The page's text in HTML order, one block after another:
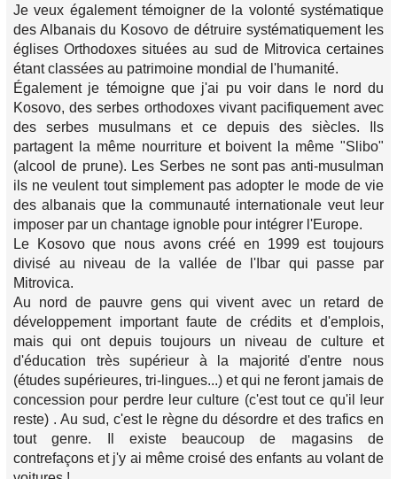
Je veux également témoigner de la volonté systématique
des Albanais du Kosovo de détruire systématiquement les
églises Orthodoxes situées au sud de Mitrovica certaines
étant classées au patrimoine mondial de l'humanité.
Également je témoigne que j'ai pu voir dans le nord du
Kosovo, des serbes orthodoxes vivant pacifiquement avec
des serbes musulmans et ce depuis des siècles. Ils
partagent la même nourriture et boivent la même "Slibo"
(alcool de prune). Les Serbes ne sont pas anti-musulman
ils ne veulent tout simplement pas adopter le mode de vie
des albanais que la communauté internationale veut leur
imposer par un chantage ignoble pour intégrer l'Europe.
Le Kosovo que nous avons créé en 1999 est toujours
divisé au niveau de la vallée de l'Ibar qui passe par
Mitrovica.
Au nord de pauvre gens qui vivent avec un retard de
développement important faute de crédits et d'emplois,
mais qui ont depuis toujours un niveau de culture et
d'éducation très supérieur à la majorité d'entre nous
(études supérieures, tri-lingues...) et qui ne feront jamais de
concession pour perdre leur culture (c'est tout ce qu'il leur
reste) . Au sud, c'est le règne du désordre et des trafics en
tout genre. Il existe beaucoup de magasins de
contrefaçons et j'y ai même croisé des enfants au volant de